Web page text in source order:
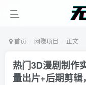
首页 网赚项目 正文
热门3D漫剧制作
量出片+后期剪